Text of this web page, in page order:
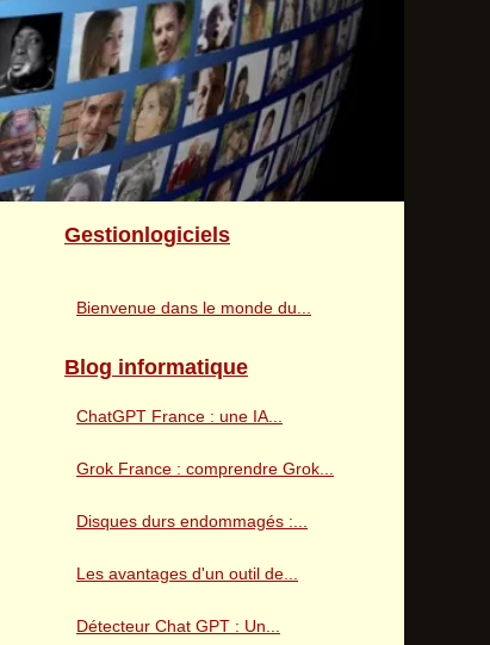
Gestionlogiciels
Bienvenue dans le monde du...
Blog informatique
ChatGPT France : une IA...
Grok France : comprendre Grok...
Disques durs endommagés :...
Les avantages d'un outil de...
Détecteur Chat GPT : Un...